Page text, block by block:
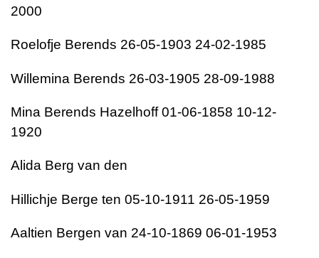
2000
Roelofje Berends 26-05-1903 24-02-1985
Willemina Berends 26-03-1905 28-09-1988
Mina Berends Hazelhoff 01-06-1858 10-12-
1920
Alida Berg van den
Hillichje Berge ten 05-10-1911 26-05-1959
Aaltien Bergen van 24-10-1869 06-01-1953